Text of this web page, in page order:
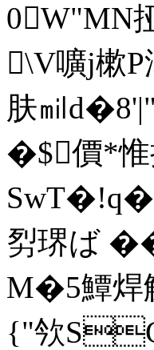
0W"MN
\V嚝j
肤㏕
�$價*惟
劽琾ば
M�5鱏焊
{"欦